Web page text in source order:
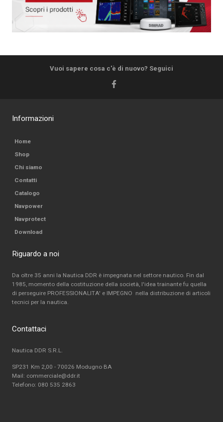
Vuoi sapere cosa c'è di nuovo? Seguici
Informazioni
Home
Shop
Chi siamo
Contatti
Catalogo
Navpower
Navprotect
Download
Riguardo a noi
Da oltre 35 anni la Nautica DDR è impegnata nel settore nautico. Fin dal
1985, momento della costituzione della società, l'idea trainante fu quella
di perseguire PROFESSIONALITA' e IMPEGNO nella distribuzione di articoli
tecnici per la nautica.
Contattaci
Nautica DDR S.R.L.
SP231 Km 2,00 - 70026 Modugno BA
Mail: commerciale@ddr.it
Telefono: 080 535 2863